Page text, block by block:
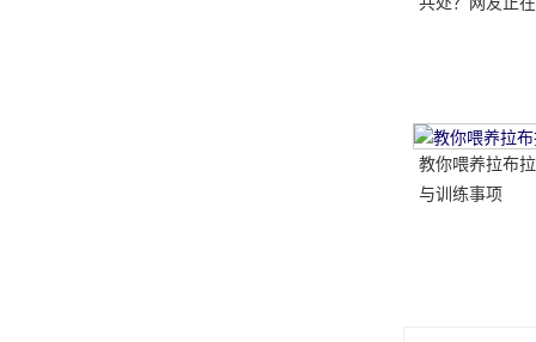
教你喂养拉布
与训练事项